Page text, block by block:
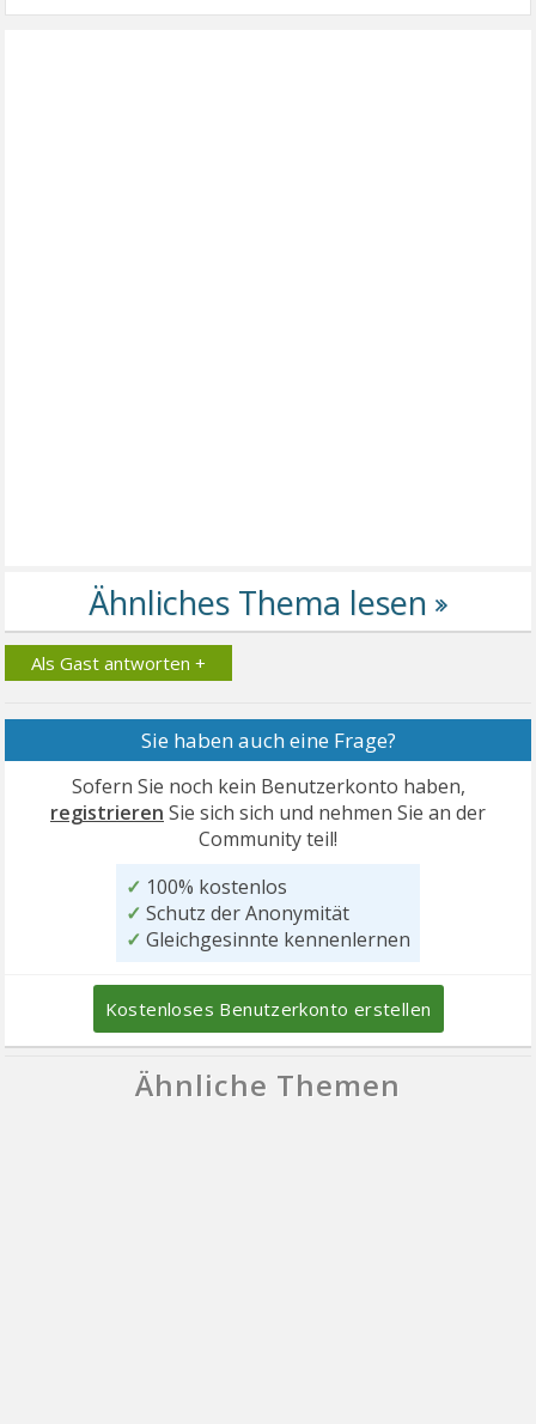
Als Gast antworten +
Sie haben auch eine Frage?
Sofern Sie noch kein Benutzerkonto haben,
registrieren Sie sich sich und nehmen Sie an der
Community teil!
✓ 100% kostenlos
✓ Schutz der Anonymität
✓ Gleichgesinnte kennenlernen
Kostenloses Benutzerkonto erstellen
Ähnliche Themen